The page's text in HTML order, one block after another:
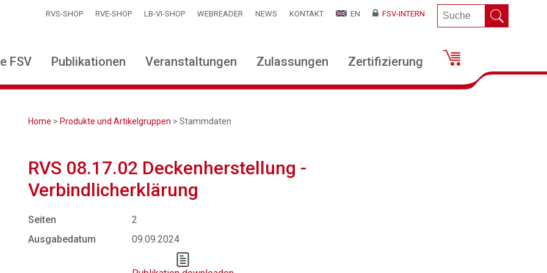
RVS-SHOP RVE-SHOP LB-VI-SHOP WEBREADER NEWS KONTAKT EN FSV-INTERN
FSV Publikationen Veranstaltungen Zulassungen Zertifizierung
Home > Produkte und Artikelgruppen > Stammdaten
RVS 08.17.02 Deckenherstellung -
Verbindlicherklärung
Seiten
2
Ausgabedatum
09.09.2024